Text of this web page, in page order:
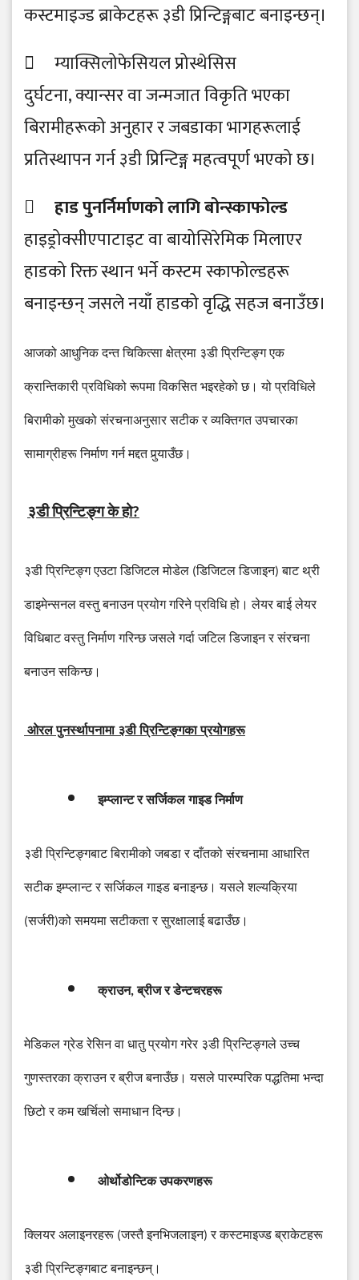
कस्टमाइज्ड ब्राकेटहरू ३डी प्रिन्टिङ्गबाट बनाइन्छन्।
 म्याक्सिलोफेसियल प्रोस्थेसिस
दुर्घटना, क्यान्सर वा जन्मजात विकृति भएका
बिरामीहरूको अनुहार र जबडाका भागहरूलाई
प्रतिस्थापन गर्न ३डी प्रिन्टिङ्ग महत्वपूर्ण भएको छ।
 हाड पुनर्निर्माणको लागि बोन्स्काफोल्ड
हाइड्रोक्सीएपाटाइट वा बायोसिरेमिक मिलाएर
हाडको रिक्त स्थान भर्ने कस्टम स्काफोल्डहरू
बनाइन्छन् जसले नयाँ हाडको वृद्धि सहज बनाउँछ।
आजको आधुनिक दन्त चिकित्सा क्षेत्रमा ३डी प्रिन्टिङ्ग एक
क्रान्तिकारी प्रविधिको रूपमा विकसित भइरहेको छ। यो प्रविधिले
बिरामीको मुखको संरचनाअनुसार सटीक र व्यक्तिगत उपचारका
सामाग्रीहरू निर्माण गर्न मद्दत पुर्याउँछ।
३डी प्रिन्टिङ्ग के हो?
३डी प्रिन्टिङ्ग एउटा डिजिटल मोडेल (डिजिटल डिजाइन)बाट थ्री
डाइमेन्सनल वस्तु बनाउन प्रयोग गरिने प्रविधि हो। लेयर बाई लेयर
विधिबाट वस्तु निर्माण गरिन्छ जसले गर्दा जटिल डिजाइन र संरचना
बनाउन सकिन्छ।
ओरल पुनर्स्थापनामा ३डी प्रिन्टिङ्गका प्रयोगहरू
इम्प्लान्ट र सर्जिकल गाइड निर्माण
३डी प्रिन्टिङ्गबाट बिरामीको जबडा र दाँतको संरचनामा आधारित
सटीक इम्प्लान्ट र सर्जिकल गाइड बनाइन्छ। यसले शल्यक्रिया
(सर्जरी)को समयमा सटीकता र सुरक्षालाई बढाउँछ।
क्राउन,ब्रीज र डेन्टचरहरू
मेडिकल ग्रेड रेसिन वा धातु प्रयोग गरेर ३डी प्रिन्टिङ्गले उच्च
गुणस्तरका क्राउन र ब्रीज बनाउँछ। यसले पारम्परिक पद्धतिमा भन्दा
छिटो र कम खर्चिलो समाधान दिन्छ।
ओर्थोडोन्टिक उपकरणहरू
क्लियर अलाइनरहरू (जस्तै इनभिजलाइन)र कस्टमाइज्ड ब्राकेटहरू
३डी प्रिन्टिङ्गबाट बनाइन्छन्।